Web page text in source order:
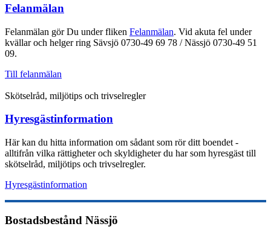
Felanmälan
Felanmälan gör Du under fliken Felanmälan. Vid akuta fel under
kvällar och helger ring Sävsjö 0730-49 69 78 / Nässjö 0730-49 51
09.
Till felanmälan
Skötselråd, miljötips och trivselregler
Hyresgästinformation
Här kan du hitta information om sådant som rör ditt boendet -
alltifrån vilka rättigheter och skyldigheter du har som hyresgäst till
skötselråd, miljötips och trivselregler.
Hyresgästinformation
Bostadsbestånd Nässjö